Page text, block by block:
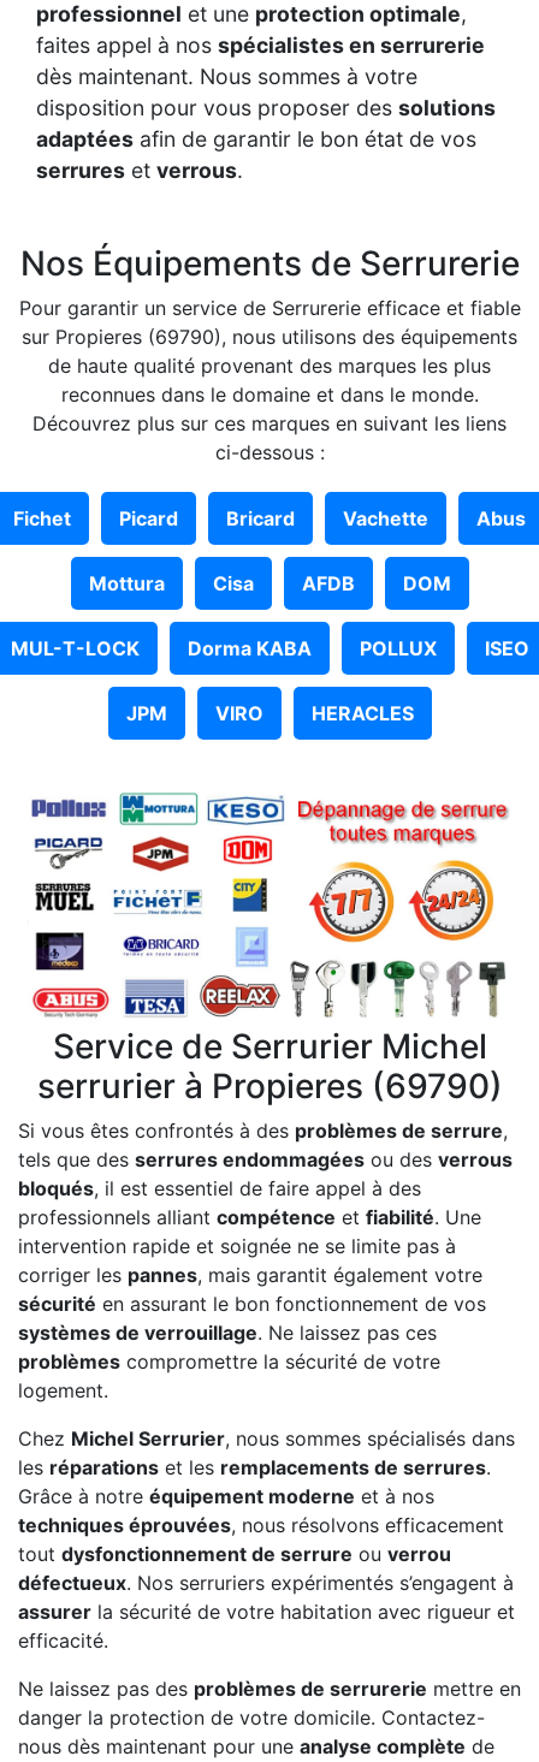
professionnel et une protection optimale,
faites appel à nos spécialistes en serrurerie
dès maintenant. Nous sommes à votre
disposition pour vous proposer des solutions
adaptées afin de garantir le bon état de vos
serrures et verrous.
Nos Équipements de Serrurerie
Pour garantir un service de Serrurerie efficace et fiable
sur Propieres (69790), nous utilisons des équipements
de haute qualité provenant des marques les plus
reconnues dans le domaine et dans le monde.
Découvrez plus sur ces marques en suivant les liens
ci-dessous :
Fichet Picard Bricard Vachette Abus
Mottura Cisa AFDB DOM
MUL-T-LOCK Dorma KABA POLLUX ISEO
JPM VIRO HERACLES
Service de Serrurier Michel
serrurier à Propieres (69790)
Si vous êtes confrontés à des problèmes de serrure,
tels que des serrures endommagées ou des verrous
bloqués, il est essentiel de faire appel à des
professionnels alliant compétence et fiabilité. Une
intervention rapide et soignée ne se limite pas à
corriger les pannes, mais garantit également votre
sécurité en assurant le bon fonctionnement de vos
systèmes de verrouillage. Ne laissez pas ces
problèmes compromettre la sécurité de votre
logement.
Chez Michel Serrurier, nous sommes spécialisés dans
les réparations et les remplacements de serrures.
Grâce à notre équipement moderne et à nos
techniques éprouvées, nous résolvons efficacement
tout dysfonctionnement de serrure ou verrou
défectueux. Nos serruriers expérimentés s’engagent à
assurer la sécurité de votre habitation avec rigueur et
efficacité.
Ne laissez pas des problèmes de serrurerie mettre en
danger la protection de votre domicile. Contactez-
nous dès maintenant pour une analyse complète de